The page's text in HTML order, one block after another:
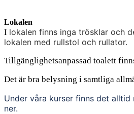
Lokalen
I lokalen finns inga trösklar och
lokalen med rullstol och rullator.
Tillgänglighetsanpassad toalett
Det är bra belysning i samtliga
Under våra kurser finns det
ner.